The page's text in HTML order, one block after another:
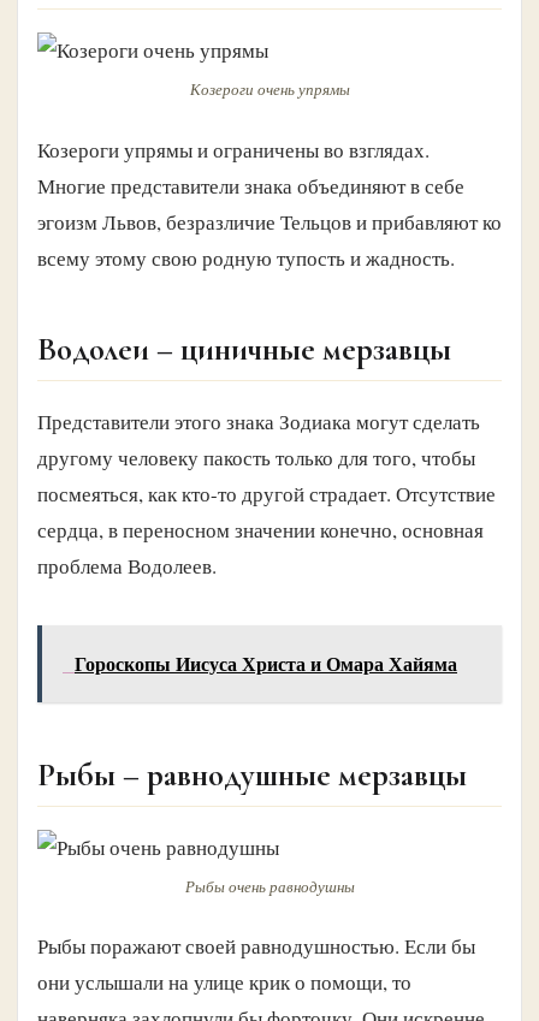
Козероги очень упрямы
Козероги упрямы и ограничены во взглядах.
Многие представители знака объединяют в себе
эгоизм Львов, безразличие Тельцов и прибавляют ко
всему этому свою родную тупость и жадность.
Водолеи – циничные мерзавцы
Представители этого знака Зодиака могут сделать
другому человеку пакость только для того, чтобы
посмеяться, как кто-то другой страдает. Отсутствие
сердца, в переносном значении конечно, основная
проблема Водолеев.
Гороскопы Иисуса Христа и Омара Хайяма
Рыбы – равнодушные мерзавцы
Рыбы очень равнодушны
Рыбы поражают своей равнодушностью. Если бы
они услышали на улице крик о помощи, то